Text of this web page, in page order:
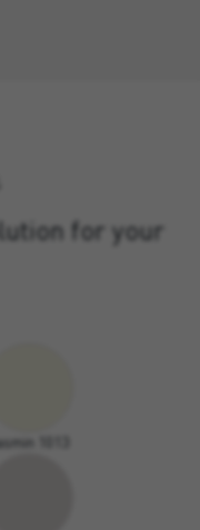
for your
1013